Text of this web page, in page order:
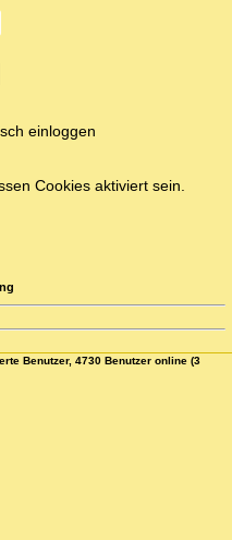
einloggen
Cookies aktiviert sein.
Benutzer, 4730 Benutzer online (3